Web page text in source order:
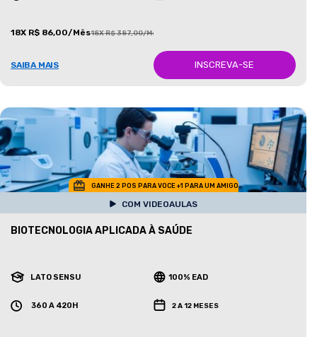
18X R$ 86,00/Mês18X R$ 387,00/Mês
SAIBA MAIS INSCREVA-SE
GANHE 2 POS PARA VOCE +1 PARA UM AMIGO
COM VIDEOAULAS
BIOTECNOLOGIA APLICADA À SAÚDE
LATO SENSU 100% EAD
360 A 420H 2 A 12 MESES